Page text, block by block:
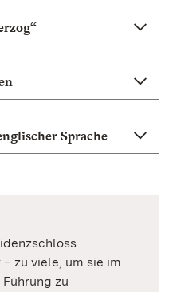
Sprache
zu viele, um sie im
zu